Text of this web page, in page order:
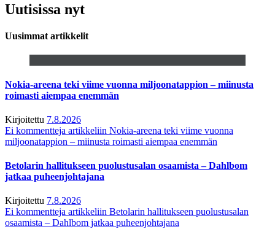
Uutisissa nyt
Uusimmat artikkelit
Nokia-areena teki viime vuonna miljoonatappion – miinusta
roimasti aiempaa enemmän
Kirjoitettu 7.8.2026
Ei kommentteja artikkeliin Nokia-areena teki viime vuonna
miljoonatappion – miinusta roimasti aiempaa enemmän
Betolarin hallitukseen puolustusalan osaamista – Dahlbom
jatkaa puheenjohtajana
Kirjoitettu 7.8.2026
Ei kommentteja artikkeliin Betolarin hallitukseen puolustusalan
osaamista – Dahlbom jatkaa puheenjohtajana